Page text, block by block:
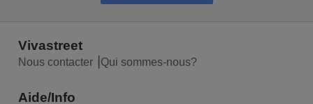
Vivastreet
Nous contacter Qui sommes-nous?
Aide/Info